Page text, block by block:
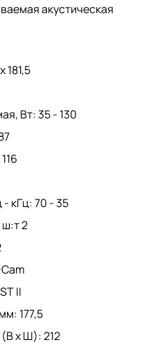
акустическая
181,5
Вт: 35 - 130
кГц: 70 - 35
ш:т 2
II
177,5
х Ш): 212